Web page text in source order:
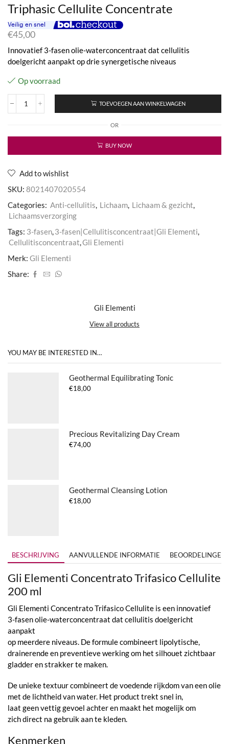
Triphasic Cellulite Concentrate
€45,00
Innovatief 3-fasen olie-waterconcentraat dat cellulitis
doelgericht aanpakt op drie synergetische niveaus
Op voorraad
Triphasic
aantal
TOEVOEGEN AAN WINKELWAGEN
OR
BUY NOW
Add to wishlist
SKU: 8021407020554
Categories: Anti-cellulitis, Lichaam, Lichaam & gezicht,
Lichaamsverzorging
Tags: 3-fasen,3-fasen|Cellulitisconcentraat|Gli Elementi,
Cellulitisconcentraat,Gli Elementi
Merk: Gli Elementi
Share:
Gli Elementi
View all products
YOU MAY BE INTERESTED IN…
Geothermal Equilibrating Tonic
€18,00
Precious Revitalizing Day Cream
€74,00
Geothermal Cleansing Lotion
€18,00
BESCHRIJVING AANVULLENDE INFORMATIE BEOORDELINGEN
Gli Elementi Concentrato Trifasico Cellulite
200 ml
Gli Elementi Concentrato Trifasico Cellulite is een innovatief
3-fasen olie-waterconcentraat dat cellulitis doelgericht
aanpakt
op meerdere niveaus. De formule combineert lipolytische,
drainerende en preventieve werking om het silhouet zichtbaar
gladder en strakker te maken.
De unieke textuur combineert de voedende rijkdom van een olie
met de lichtheid van water. Het product trekt snel in,
laat geen vettig gevoel achter en maakt het mogelijk om
zich direct na gebruik aan te kleden.
Kenmerken